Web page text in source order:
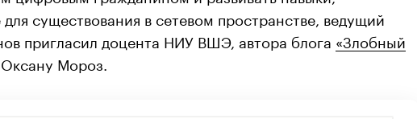
существования в сетевом пространстве, ведущий
пригласил доцента НИУ ВШЭ, автора блога «Злобный
Оксану Мороз.